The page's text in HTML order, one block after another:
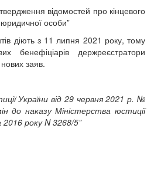
відомостей про кінцевого
особи”
діють з 11 липня 2021 року, тому
бенефіціарів держреєстратори
заяв.
України від 29 червня 2021 р. №
до наказу Міністерства юстиції
2016 року N 3268/5”